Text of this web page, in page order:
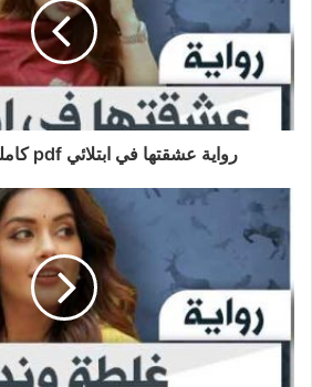
رواية عشقتها في ابتلائي pdf كاملة تحميل 2023